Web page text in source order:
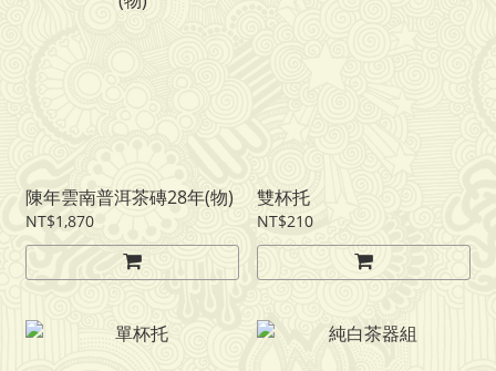
陳年雲南普洱茶磚28年(物)
NT$1,870
雙杯托
NT$210